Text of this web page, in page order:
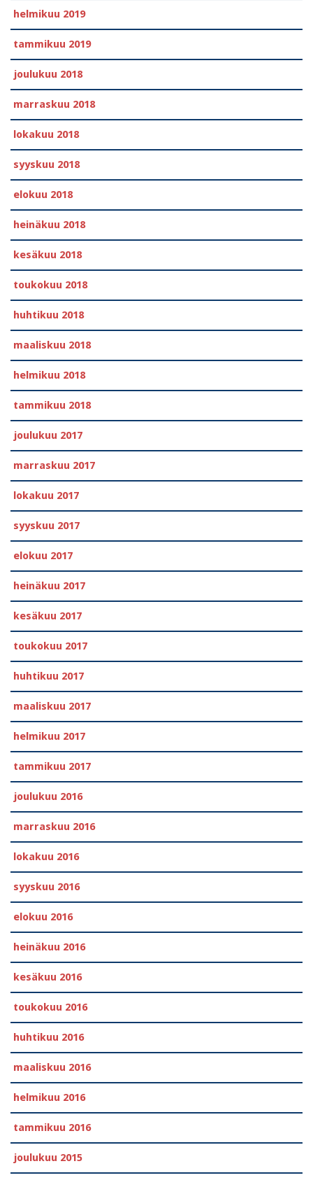
helmikuu 2019
tammikuu 2019
joulukuu 2018
marraskuu 2018
lokakuu 2018
syyskuu 2018
elokuu 2018
heinäkuu 2018
kesäkuu 2018
toukokuu 2018
huhtikuu 2018
maaliskuu 2018
helmikuu 2018
tammikuu 2018
joulukuu 2017
marraskuu 2017
lokakuu 2017
syyskuu 2017
elokuu 2017
heinäkuu 2017
kesäkuu 2017
toukokuu 2017
huhtikuu 2017
maaliskuu 2017
helmikuu 2017
tammikuu 2017
joulukuu 2016
marraskuu 2016
lokakuu 2016
syyskuu 2016
elokuu 2016
heinäkuu 2016
kesäkuu 2016
toukokuu 2016
huhtikuu 2016
maaliskuu 2016
helmikuu 2016
tammikuu 2016
joulukuu 2015